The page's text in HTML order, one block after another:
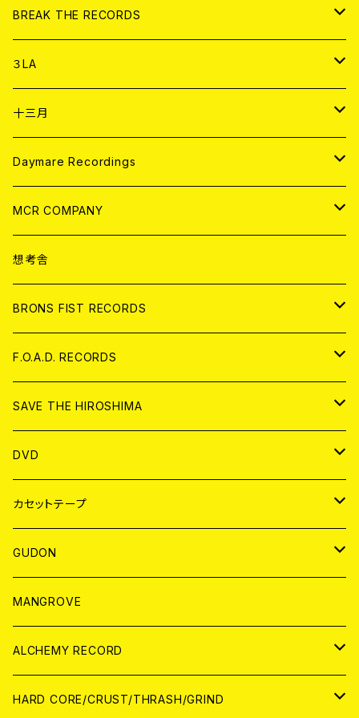
書籍
DIGITAL CONTENTS
アナログ
CD
アナログ
BREAK THE RECORDS
CD
ANALOG
アパレル
３LA
CD
ANALOG
十三月
CD
ANALOG
Daymare Recordings
CD
ANALOG
MCR COMPANY
CD
アパレル
ANALOG
想考舎
BRONS FIST RECORDS
CD
ANALOG
F.O.A.D. RECORDS
CD
ANALOG
SAVE THE HIROSHIMA
アパレル
BADGE
DVD
JAPAN
WORLD
カセットテープ
JAPAN
WORLD
GUDON
アパレル
PATCH
アナログ
MANGROVE
ALCHEMY RECORD
CD
HARD CORE/CRUST/THRASH/GRIND